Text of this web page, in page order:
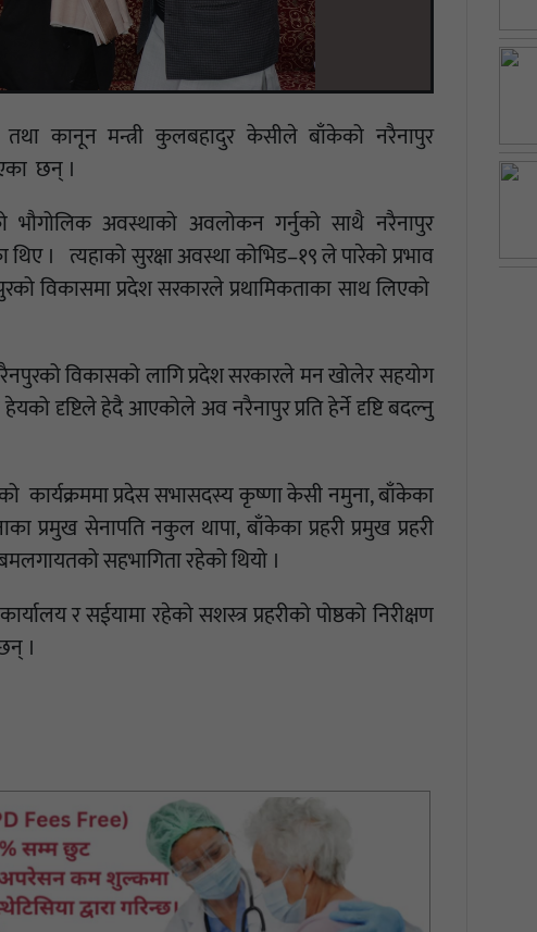
कानून मन्त्री कुलबहादुर केसीले बाँकेको नरैनापुर
छन् ।
अवस्थाको अवलोकन गर्नुको साथै नरैनापुर
। त्यहाको सुरक्षा अवस्था कोभिड–१९ ले पारेको प्रभाव
विकासमा प्रदेश सरकारले प्रथामिकताका साथ लिएको
विकासको लागि प्रदेश सरकारले मन खोलेर सहयोग
दृष्टिले हेदै आएकोले अव नरैनापुर प्रति हेर्ने दृष्टि बदल्नु
कार्यक्रममा प्रदेस सभासदस्य कृष्णा केसी नमुना, बाँकेका
प्रमुख सेनापति नकुल थापा, बाँकेका प्रहरी प्रमुख प्रहरी
सहभागिता रहेको थियो ।
र सईयामा रहेको सशस्त्र प्रहरीको पोष्ठको निरीक्षण
।